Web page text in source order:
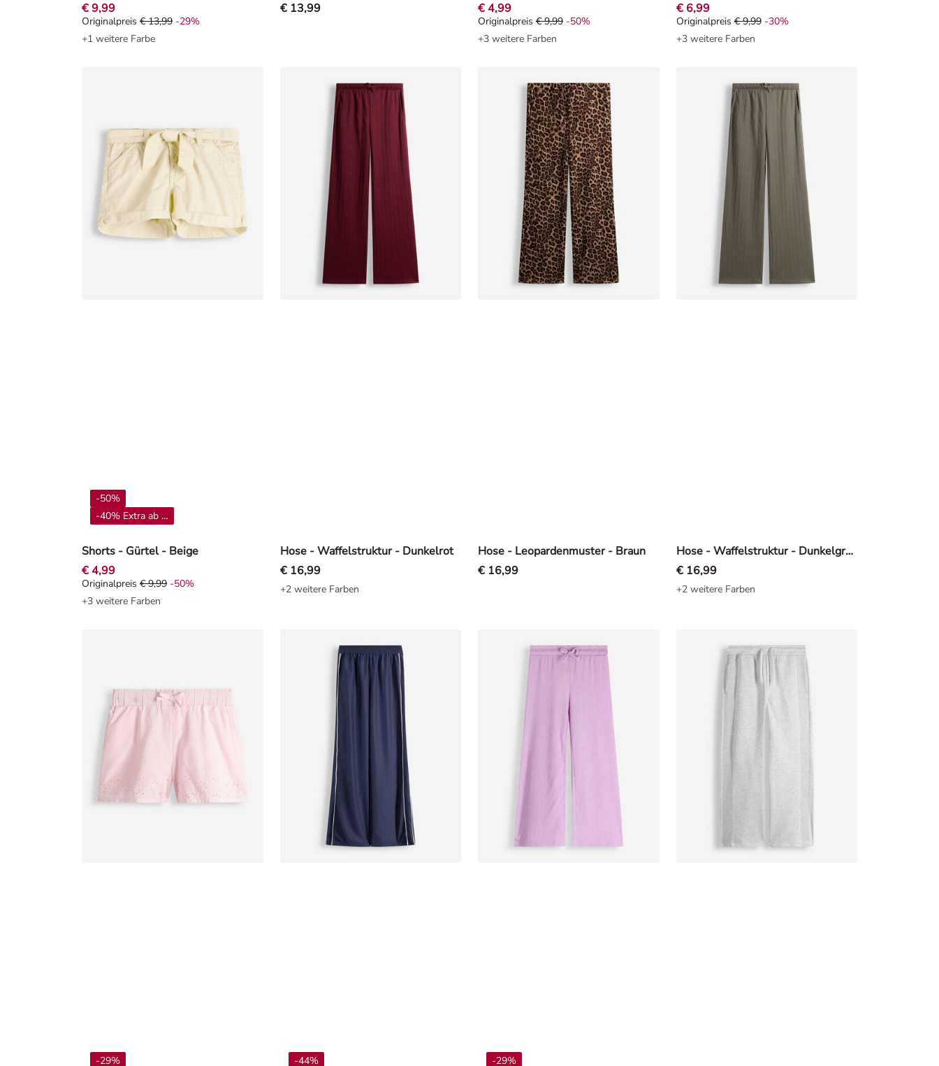
€ 9,99
Originalpreis € 13,99, Rabat -29%
Originalpreis € 13,99 -29%
+1 weitere Farbe
€ 13,99
€ 4,99
Originalpreis € 9,99, Rabat -50%
Originalpreis € 9,99 -50%
+3 weitere Farben
€ 6,99
Originalpreis € 9,99, Rabat -30%
Originalpreis € 9,99 -30%
+3 weitere Farben
Shorts - Gürtel - Beige
-50%
-40% Extra ab 4**
€ 4,99
Originalpreis € 9,99, Rabat -50%
Originalpreis € 9,99 -50%
+3 weitere Farben
Hose - Waffelstruktur - Dunkelrot
€ 16,99
+2 weitere Farben
Hose - Leopardenmuster - Braun
€ 16,99
Hose - Waffelstruktur - Dunkelgrün
€ 16,99
+2 weitere Farben
-29% -44% -29%